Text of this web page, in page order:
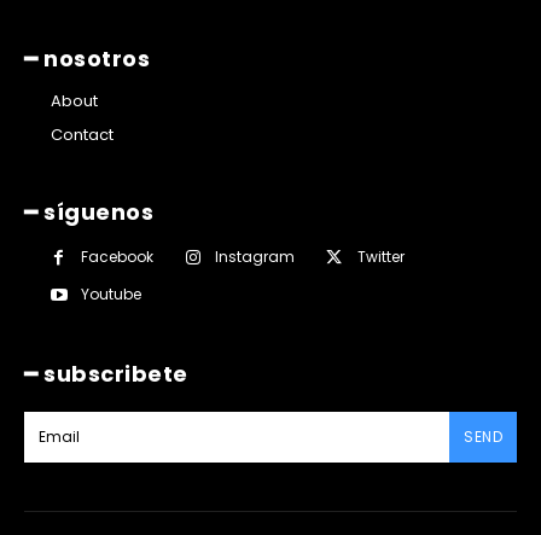
━ nosotros
About
Contact
━ síguenos
Facebook Instagram
Twitter
Youtube
━ subscribete
SEND